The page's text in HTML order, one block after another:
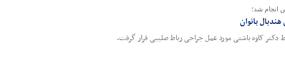
انجام شد؛
بانوان
دکتر کاوه باشتی مورد عمل جراحی رباط صلیبی قرار گرفت.